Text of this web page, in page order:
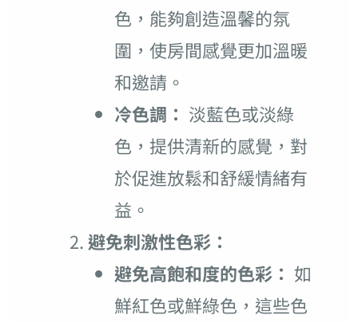
色，能夠創造溫馨的氛
圍，使房間感覺更加溫暖
和邀請。
冷色調： 淡藍色或淡綠
色，提供清新的感覺，對
於促進放鬆和舒緩情緒有
益。
避免刺激性色彩：
避免高飽和度的色彩： 如
鮮紅色或鮮綠色，這些色